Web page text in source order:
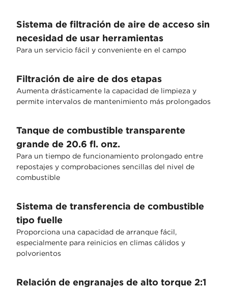
Sistema de filtración de aire de acceso sin
necesidad de usar herramientas
Para un servicio fácil y conveniente en el campo
Filtración de aire de dos etapas
Aumenta drásticamente la capacidad de limpieza y
permite intervalos de mantenimiento más prolongados
Tanque de combustible transparente
grande de 20.6 fl. onz.
Para un tiempo de funcionamiento prolongado entre
repostajes y comprobaciones sencillas del nivel de
combustible
Sistema de transferencia de combustible
tipo fuelle
Proporciona una capacidad de arranque fácil,
especialmente para reinicios en climas cálidos y
polvorientos
Relación de engranajes de alto torque 2:1